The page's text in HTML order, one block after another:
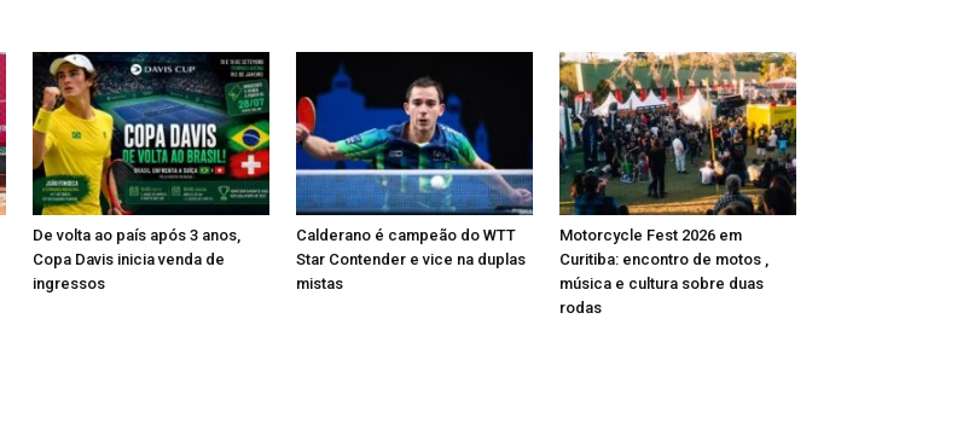
De volta ao país após 3 anos,
Copa Davis inicia venda de
ingressos
Calderano é campeão do WTT
Star Contender e vice na duplas
mistas
Motorcycle Fest 2026 em
Curitiba: encontro de motos ,
música e cultura sobre duas
rodas